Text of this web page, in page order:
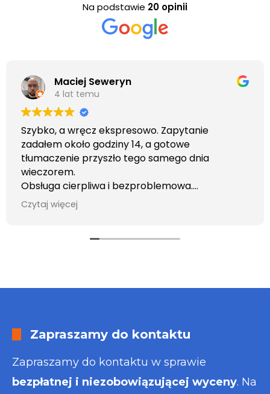
Na podstawie 20 opinii
Maciej Seweryn
4 lat temu
Szybko, a wręcz ekspresowo. Zapytanie
zadałem około godziny 14, a gotowe
tłumaczenie przyszło tego samego dnia
wieczorem.
Obsługa cierpliwa i bezproblemowa.
Otrzymałem wszelkie informacje i porady jaka
usługa będzie dla mnie najlepsza. Faktura także
Czytaj więcej
Zapraszamy do kontaktu
Zapraszamy do kontaktu w sprawie
bezpłatnej i niezobowiązującej wyceny. Na